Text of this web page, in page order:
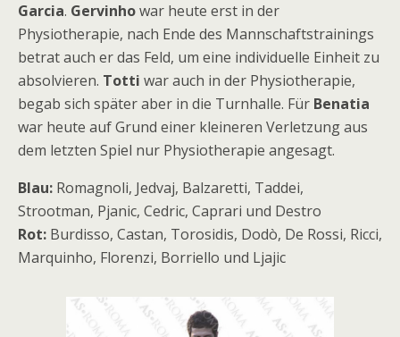
Garcia. Gervinhowar heute erst in der
Physiotherapie, nach Ende des Mannschaftstrainings
betrat auch er das Feld, um eine individuelle Einheit zu
absolvieren. Totti war auch in der Physiotherapie,
begab sich später aber in die Turnhalle. Für Benatia
war heute auf Grund einer kleineren Verletzung aus
dem letzten Spiel nur Physiotherapie angesagt.
Blau: Romagnoli, Jedvaj, Balzaretti, Taddei,
Strootman, Pjanic, Cedric, Caprari und Destro
Rot: Burdisso, Castan, Torosidis, Dodò, De Rossi, Ricci,
Marquinho, Florenzi, Borriello und Ljajic